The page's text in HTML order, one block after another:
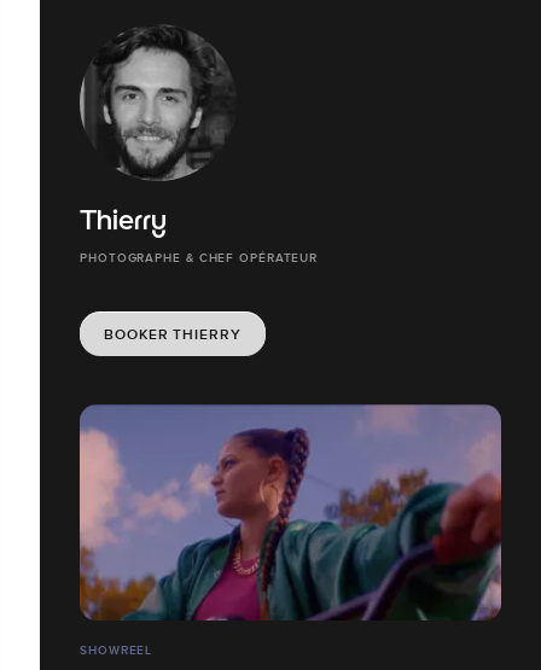
Thierry
PHOTOGRAPHE & CHEF OPÉRATEUR
BOOKER THIERRY
SHOWREEL